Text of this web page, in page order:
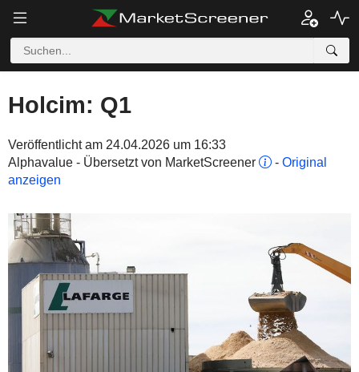
Holcim: Q1
Veröffentlicht am 24.04.2026 um 16:33
Alphavalue - Übersetzt von MarketScreener
- Original
anzeigen